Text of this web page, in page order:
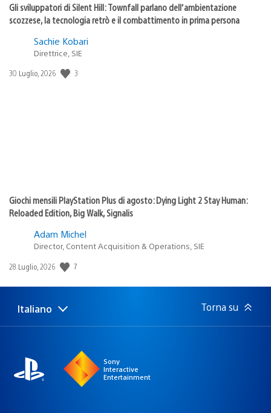
Gli sviluppatori di Silent Hill: Townfall parlano dell’ambientazione
scozzese, la tecnologia retrò e il combattimento in prima persona
Sachie Kobari
Direttrice, SIE
Data
30 Luglio, 2026 3
Giochi mensili PlayStation Plus di agosto: Dying Light 2 Stay Human:
Reloaded Edition, Big Walk, Signalis
Adam Michel
Director, Content Acquisition & Operations, SIE
Data
pubblicazione:
28 Luglio, 2026 7
Seleziona
una
Regione
attuale:
Italiano Torna su
Sony
Interactive
Entertainment